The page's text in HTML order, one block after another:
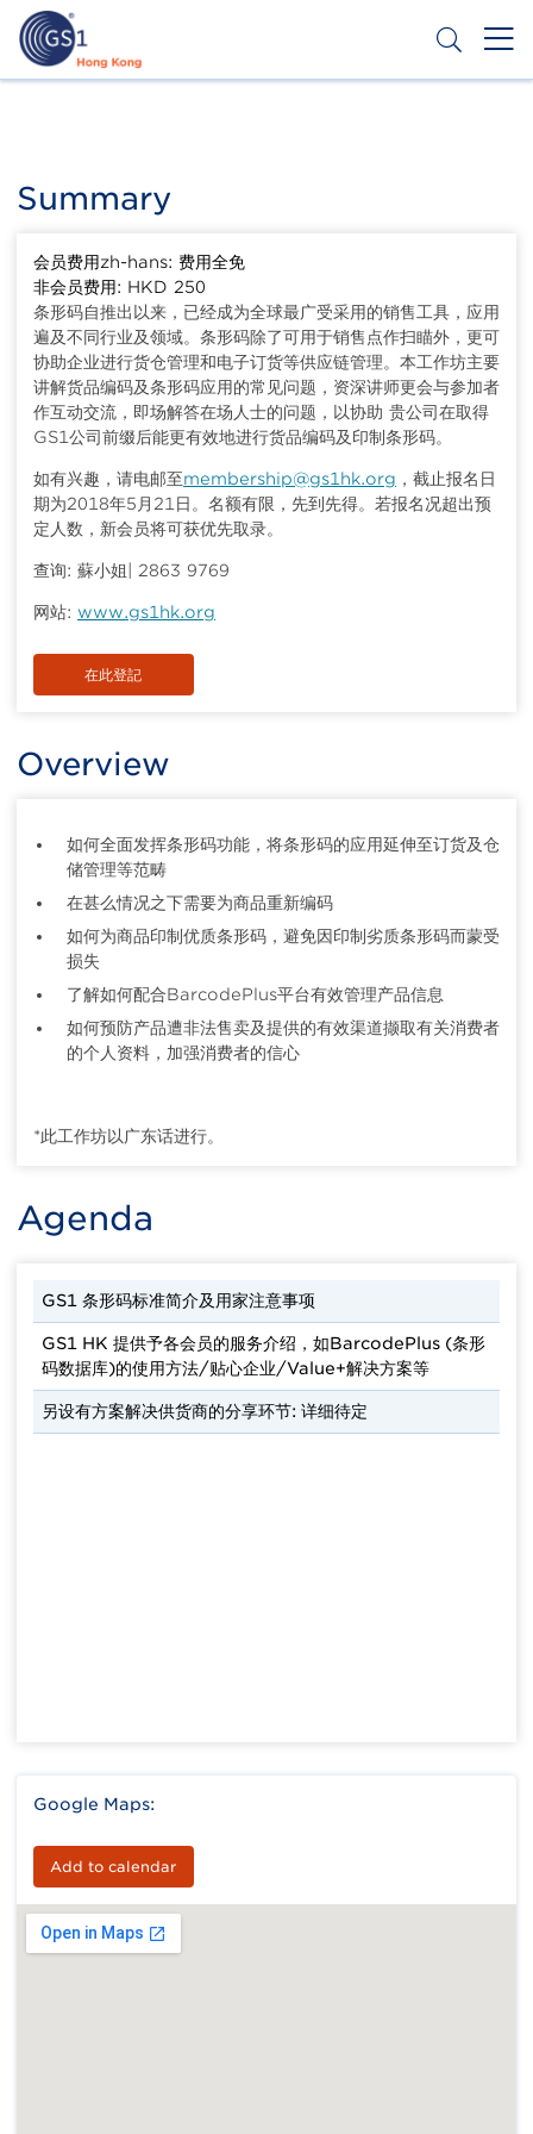
Skip
main
content
Second
Menu
Summary
会员费用zh-hans: 费用全免
非会员费用: HKD 250
条形码自推出以来，已经成为全球最广受采用的销售工具，应用
遍及不同行业及领域。条形码除了可用于销售点作扫瞄外，更可
协助企业进行货仓管理和电子订货等供应链管理。本工作坊主要
讲解货品编码及条形码应用的常见问题，资深讲师更会与参加者
作互动交流，即场解答在场人士的问题，以协助 贵公司在取得
GS1公司前缀后能更有效地进行货品编码及印制条形码。
如有兴趣，请电邮至membership@gs1hk.org ，截止报名日
期为2018年5月21日。名额有限，先到先得。若报名况超出预
定人数，新会员将可获优先取录。
查询: 蘇小姐| 2863 9769
网站: www.gs1hk.org
在此登記
Overview
如何全面发挥条形码功能，将条形码的应用延伸至订货及仓
储管理等范畴
在甚么情况之下需要为商品重新编码
如何为商品印制优质条形码，避免因印制劣质条形码而蒙受
损失
了解如何配合BarcodePlus平台有效管理产品信息
如何预防产品遭非法售卖及提供的有效渠道撷取有关消费者
的个人资料，加强消费者的信心
*此工作坊以广东话进行。
Agenda
GS1 条形码标准简介及用家注意事项
GS1 HK 提供予各会员的服务介绍，如BarcodePlus (条形
码数据库)的使用方法/贴心企业/Value+解决方案等
另设有方案解决供货商的分享环节: 详细待定
Google Maps:
Add to calendar